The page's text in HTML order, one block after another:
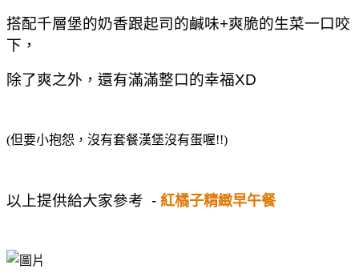
搭配千層堡的奶香跟起司的鹹味+爽脆的生菜一口咬
下，
除了爽之外，還有滿滿整口的幸福XD
(但要小抱怨，沒有套餐漢堡沒有蛋喔!!)
以上提供給大家參考 - 紅橘子精緻早午餐